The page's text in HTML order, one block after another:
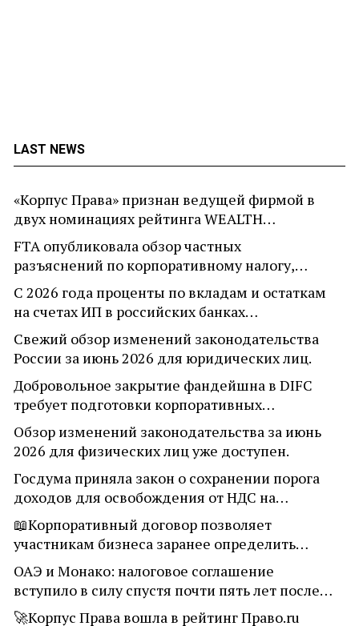
LAST NEWS
«Корпус Права» признан ведущей фирмой в
двух номинациях рейтинга WEALTH…
FTA опубликовала обзор частных
разъяснений по корпоративному налогу,…
С 2026 года проценты по вкладам и остаткам
на счетах ИП в российских банках…
Свежий обзор изменений законодательства
России за июнь 2026 для юридических лиц.
Добровольное закрытие фандейшна в DIFC
требует подготовки корпоративных…
Обзор изменений законодательства за июнь
2026 для физических лиц уже доступен.
Госдума приняла закон о сохранении порога
доходов для освобождения от НДС на…
📖Корпоративный договор позволяет
участникам бизнеса заранее определить…
ОАЭ и Монако: налоговое соглашение
вступило в силу спустя почти пять лет после…
🚀Корпус Права вошла в рейтинг Право.ru